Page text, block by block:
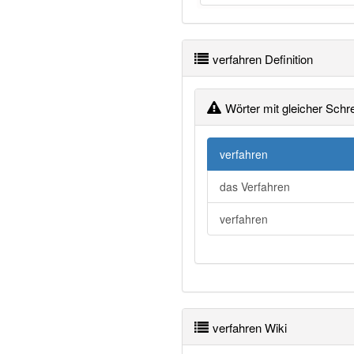
verfahren Definition
Wörter mit gleicher
verfahren
das Verfahren
verfahren
verfahren Wiki